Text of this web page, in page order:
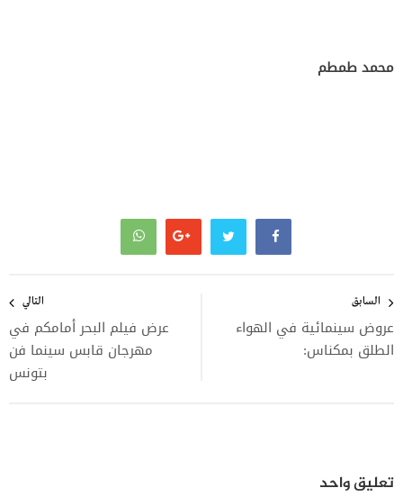
محمد طمطم
المقالات
السابق
عروض سينمائية في الهواء
الطلق بمكناس:
التالي
عرض فيلم البحر أمامكم في
مهرجان قابس سينما فن
بتونس
تعليق واحد